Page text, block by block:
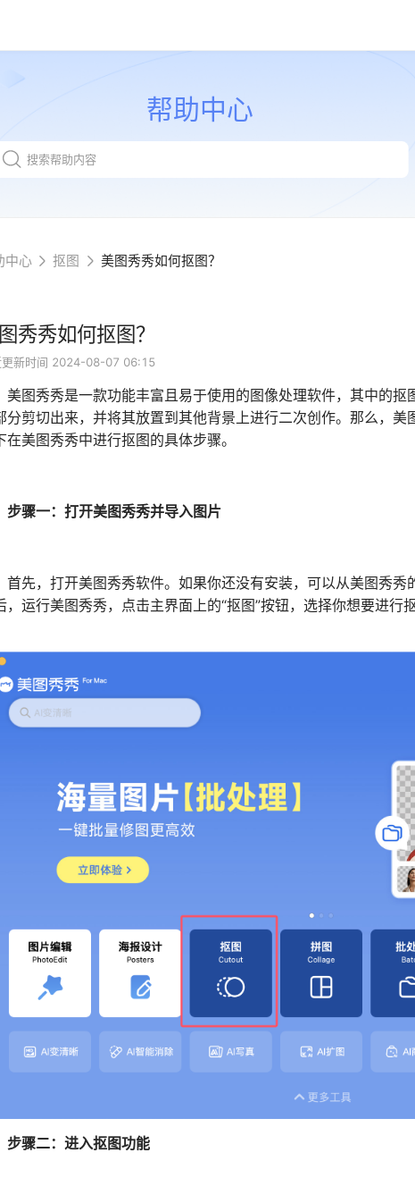
帮助中心
中心 抠图 美图秀秀如何抠图？
秀秀如何抠图？
新时间 2024-08-07 06:15
秀秀是一款功能丰富且易于使用的图像处理软件，其中的抠
分剪切出来，并将其放置到其他背景上进行二次创作。那么，
在美图秀秀中进行抠图的具体步骤。
步骤一：打开美图秀秀并导入图片
，打开美图秀秀软件。如果你还没有安装，可以从美图秀秀
，运行美图秀秀，点击主界面上的“抠图”按钮，选择你想要进行
步骤二：进入抠图功能